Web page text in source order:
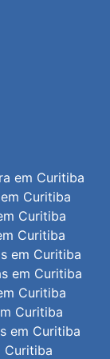
em Curitiba
Curitiba
Curitiba
Curitiba
em Curitiba
em Curitiba
Curitiba
Curitiba
em Curitiba
Curitiba